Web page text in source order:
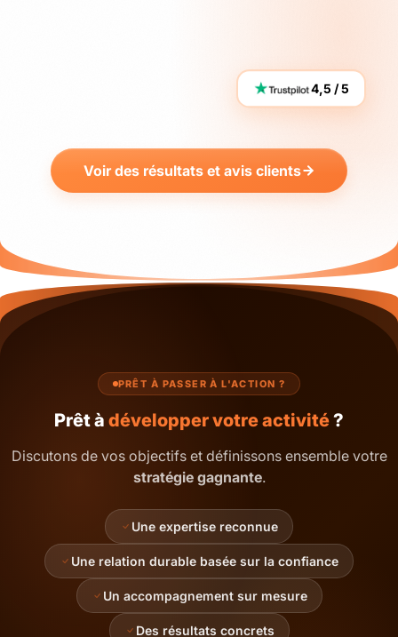
4,5 / 5
Voir des résultats et avis clients
PRÊT À PASSER À L'ACTION ?
Prêt à développer votre activité?
Discutons de vos objectifs et définissons ensemble votre
stratégie gagnante.
Une expertise reconnue
Une relation durable basée sur la confiance
Un accompagnement sur mesure
Des résultats concrets